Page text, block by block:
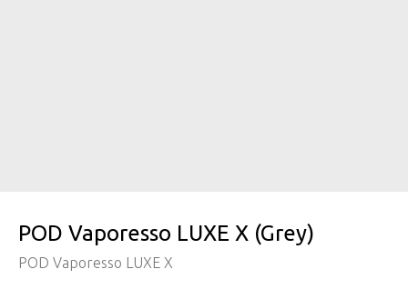
POD Vaporesso LUXE X (Grey)
POD Vaporesso LUXE X